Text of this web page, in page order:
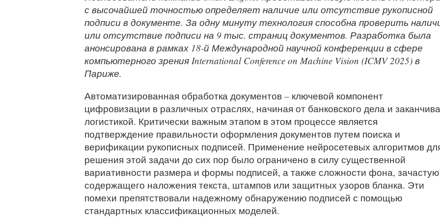
с высочайшей точностью определяет наличие или отсутствие рукописной
подписи в документе. За одну минуту технология способна проверить
или отсутствие подписи на 9 тыс. страниц документов. Разработка была
анонсирована в рамках 18-й Международной научной конференции в сфере
компьютерного зрения International Conference on Machine Vision (ICMV 2025) в
Париже.
Автоматизированная обработка документов – ключевой компонент
цифровизации в различных отраслях, начиная от банковского дела и
логистикой. Критически важным этапом в этом процессе является
подтверждение правильности оформления документов путем поиска и
верификации рукописных подписей. Применение нейросетевых алгоритмов
решения этой задачи до сих пор было ограничено в силу существенной
вариативности размера и формы подписей, а также сложности фона, зачастую
содержащего наложения текста, штампов или защитных узоров бланка. Эти
помехи препятствовали надежному обнаружению подписей с помощью
стандартных классификационных моделей.